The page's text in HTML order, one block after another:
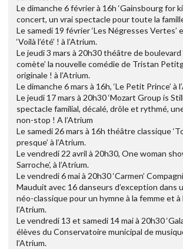
Le dimanche 6 février à 16h ‘Gainsbourg for
concert, un vrai spectacle pour toute la
Le samedi 19 février ‘Les Négresses Vertes’
‘Voilà l’été’ ! à l’Atrium.
Le jeudi 3 mars à 20h30 théâtre de boulevard
comète’ la nouvelle comédie de Tristan
originale ! à l’Atrium.
Le dimanche 6 mars à 16h, ‘Le Petit Prince’ à
Le jeudi 17 mars à 20h30 ‘Mozart Group is
spectacle familial, décalé, drôle et rythmé,
non-stop ! A l’Atrium
Le samedi 26 mars à 16h théâtre classique
presque’ à l’Atrium.
Le vendredi 22 avril à 20h30, One woman
Sarroche’, à l’Atrium.
Le vendredi 6 mai à 20h30 ‘Carmen’
Mauduit avec 16 danseurs d’exception dans
néo-classique pour un hymne à la femme et à
l’Atrium.
Le vendredi 13 et samedi 14 mai à 20h30
élèves du Conservatoire municipal de
l’Atrium.